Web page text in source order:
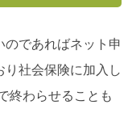
であればネット申
り社会保険に加入し
終わらせることも